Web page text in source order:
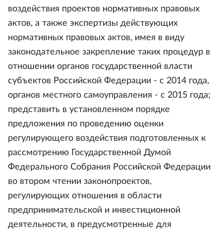
воздействия проектов нормативных правовых
актов, а также экспертизы действующих
нормативных правовых актов, имея в виду
законодательное закрепление таких процедур в
отношении органов государственной власти
субъектов Российской Федерации - с 2014 года,
органов местного самоуправления - с 2015 года;
представить в установленном порядке
предложения по проведению оценки
регулирующего воздействия подготовленных к
рассмотрению Государственной Думой
Федерального Собрания Российской Федерации
во втором чтении законопроектов,
регулирующих отношения в области
предпринимательской и инвестиционной
деятельности, в предусмотренные для